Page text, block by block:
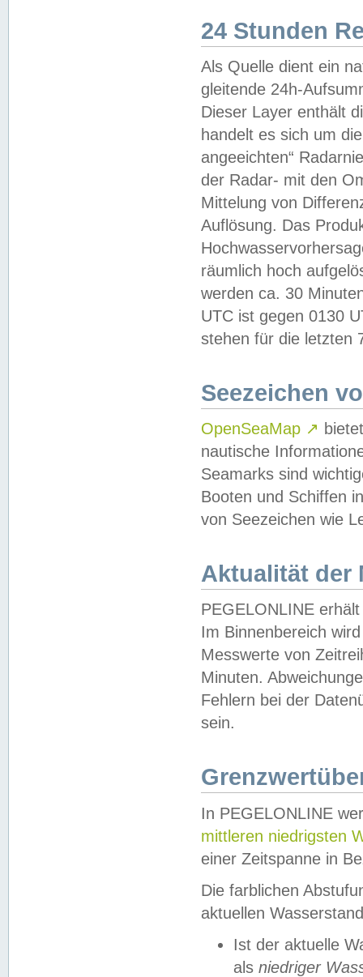
24 Stunden
Als Quelle dient ein
gleitende 24h-
Dieser Layer enthält
handelt es sich um
angeeichten“
der Radar- mit den
Mittelung von
Auflösung. Das
räumlich hoch
werden ca. 30
UTC ist gegen 0130
stehen für die letzten
Seezeichen
OpenSeaMap ↗
nautische
Seamarks sind
Booten und Schiffen
von Seezeichen wie
Aktualität der
PEGELONLINE
Im Binnenbereich
Messwerte von
Minuten.
Fehlern bei der
sein.
In PEGELONLINE
mittleren niedrigsten
einer Zeitspanne in
Die farblichen
aktuellen
Ist der aktuelle
als niedriger